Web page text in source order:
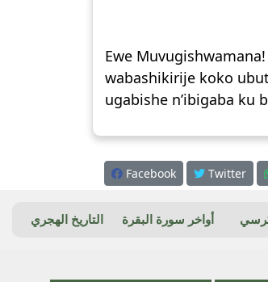
Ewe
wabashikirije koko
ugabishe n’ibigaba ku
Facebook Twitter
أواخر سورة البقرة التاريخ الهجري